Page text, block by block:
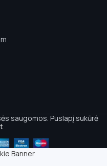
saugomos. Puslapį sukūrė
Banner